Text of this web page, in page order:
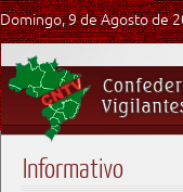
Domingo, 9 de Agosto de
Informativo